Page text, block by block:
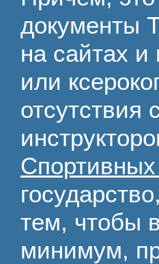
документы
на сайтах
или
отсутствия
тем, чтобы
минимум,